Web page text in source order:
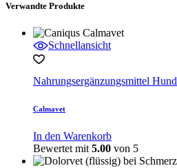
Verwandte Produkte
Schnellansicht
Nahrungsergänzungsmittel Hund
Calmavet
In den Warenkorb
Bewertet mit 5.00 von 5